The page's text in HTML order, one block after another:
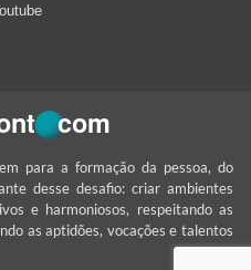
para a formação da pessoa, do
desse desafio: criar ambientes
e harmoniosos, respeitando as
as aptidões, vocações e talentos